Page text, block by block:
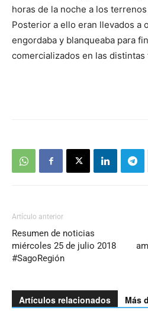
horas de la noche a los
Posterior a ello eran llevados a
engordaba y blanqueaba para
comercializados en las
Artículo anterior
Resumen de noticias
miércoles 25 de julio 2018
#SagoRegión
Artículos relacionados Más